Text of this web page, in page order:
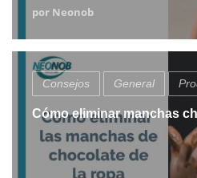
por Neonob
Consejos General
Cómo eliminar manchas